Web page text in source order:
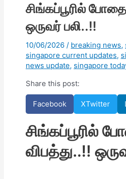
சிங்கப்பூரில்
ஒருவர் பலி..!!
10/06/2026 / breaking news,
singapore current updates,
news update, singapore
Share this post:
Facebook XTwitter
சிங்கப்பூரில்
விபத்து..!!